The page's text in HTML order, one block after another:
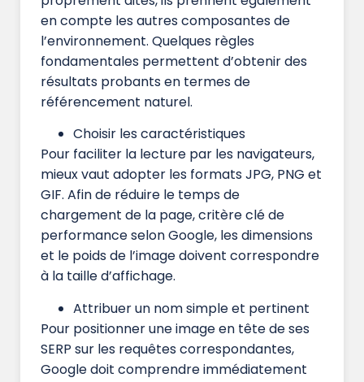
en compte les autres composantes de
l’environnement. Quelques règles
fondamentales permettent d’obtenir des
résultats probants en termes de
référencement naturel.
Choisir les caractéristiques
Pour faciliter la lecture par les navigateurs,
mieux vaut adopter les formats JPG, PNG et
GIF. Afin de réduire le temps de
chargement de la page, critère clé de
performance selon Google, les dimensions
et le poids de l’image doivent correspondre
à la taille d’affichage.
Attribuer un nom simple et pertinent
Pour positionner une image en tête de ses
SERP sur les requêtes correspondantes,
Google doit comprendre immédiatement